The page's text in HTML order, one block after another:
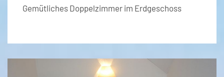
Gemütliches Doppelzimmer im Erdgeschoss